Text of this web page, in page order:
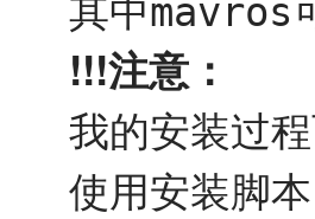
mavros
!!!注意：
我的安装过
使用安装脚